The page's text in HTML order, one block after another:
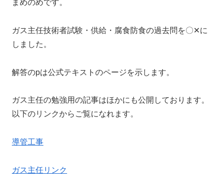
まめのめです。
ガス主任技術者試験・供給・腐食防食の過去問を〇✕に
しました。
解答のpは公式テキストのページを示します。
ガス主任の勉強用の記事はほかにも公開しております。
以下のリンクからご覧になれます。
導管工事
ガス主任リンク